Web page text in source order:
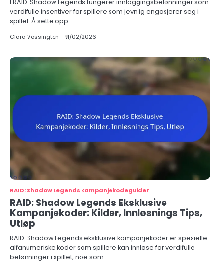
I RAID: Shadow Legends fungerer innloggingsbelønninger som
verdifulle insentiver for spillere som jevnlig engasjerer seg i
spillet. Å sette opp…
Clara Vossington 11/02/2026
RAID: Shadow Legends kampanjekodeguider
RAID: Shadow Legends Eksklusive
Kampanjekoder: Kilder, Innløsnings Tips,
Utløp
RAID: Shadow Legends eksklusive kampanjekoder er spesielle
alfanumeriske koder som spillere kan innløse for verdifulle
belønninger i spillet, noe som…